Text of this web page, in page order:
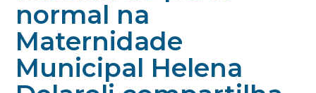
normal na
Maternidade
Municipal Helena